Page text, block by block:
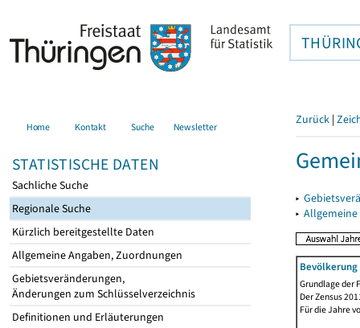
Home Kontakt Suche Newsletter
STATISTISCHE DATEN
Sachliche Suche
Regionale Suche
Kürzlich bereitgestellte Daten
Allgemeine Angaben, Zuordnungen
Gebietsveränderungen,
Änderungen zum Schlüsselverzeichnis
Definitionen und Erläuterungen
Zurück |
▸
▸
Grundlage der
Der Zensus
Für die Jahre